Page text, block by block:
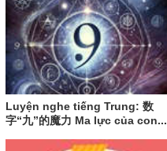
Luyện nghe tiếng Trung: 数
字“九”的魔力 Ma lực của con...